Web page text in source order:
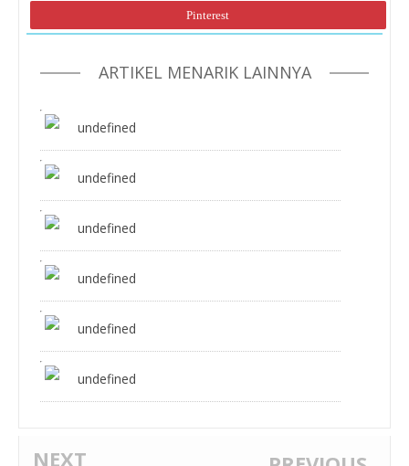
Pinterest
ARTIKEL MENARIK LAINNYA
undefined
undefined
undefined
undefined
undefined
undefined
NEXT